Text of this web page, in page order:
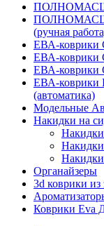
(ручная
ЕВА-коврики
ЕВА-коврики
ЕВА-коврики
ЕВА-
(автоматика)
Модельные
Накидки на
Накидки
Накидки
Органайзеры
3d коврики из
Коврики Eva